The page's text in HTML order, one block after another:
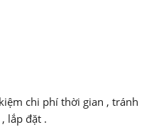
chi phí thời gian , tránh
lắp đặt .